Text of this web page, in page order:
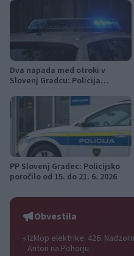
Dva napada med otroki v
Slovenj Gradcu: Policija
socialno delo
PP Slovenj Gradec: Policijsko
poročilo od 15. do 21. 6. 2026
Obvestila
⚡Izklop elektrike: 426.
Anton na Pohorju